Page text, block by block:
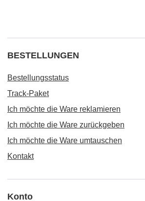
BESTELLUNGEN
Bestellungsstatus
Track-Paket
Ich möchte die Ware reklamieren
Ich möchte die Ware zurückgeben
Ich möchte die Ware umtauschen
Kontakt
Konto